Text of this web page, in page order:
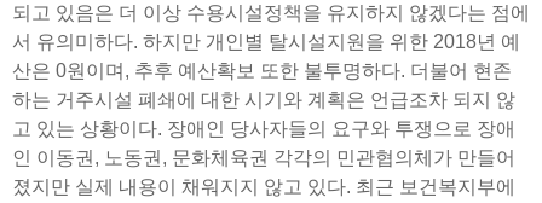
되고 있음은 더 이상 수용시설정책을 유지하지 않겠다는 점에
서 유의미하다. 하지만 개인별 탈시설지원을 위한 2018년 예
산은 0원이며, 추후 예산확보 또한 불투명하다. 더불어 현존
하는 거주시설 폐쇄에 대한 시기와 계획은 언급조차 되지 않
고 있는 상황이다. 장애인 당사자들의 요구와 투쟁으로 장애
인 이동권, 노동권, 문화체육권 각각의 민관협의체가 만들어
졌지만 실제 내용이 채워지지 않고 있다. 최근 보건복지부에